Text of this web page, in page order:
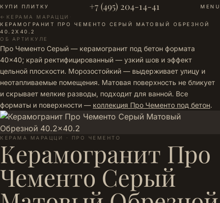
КУПИ ПЛИТКУ +7 (495) 204-14-41
MENU
← КЕРАМА МАРАЦЦИ ·
КЕРАМОГРАНИТ ПРО ЧЕМЕНТО СЕРЫЙ МАТОВЫЙ ОБРЕЗНОЙ
40.2X40.2
ОБ АРТИКУЛЕ
Про Чементо Серый — керамогранит под бетон формата
40×40; край ректифицированный — узкий шов и эффект
цельной плоскости. Морозостойкий — выдерживает улицу и
неотапливаемые помещения. Матовая поверхность не бликует
и скрывает мелкие разводы, подходит для ванной. Все
форматы и поверхности — коллекция Про Чементо под бетон.
КЕРАМА МАРАЦЦИ · ПРО ЧЕМЕНТО
Керамогранит Про
Чементо Серый